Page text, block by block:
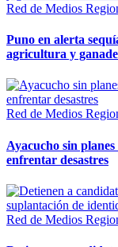
Red de Medios
Puno en alerta
agricultura y
Red de Medios
Ayacucho sin
enfrentar desastres
Red de Medios